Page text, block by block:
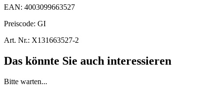
EAN: 4003099663527
Preiscode: GI
Art. Nr.: X131663527-2
Das könnte Sie auch interessieren
Bitte warten...